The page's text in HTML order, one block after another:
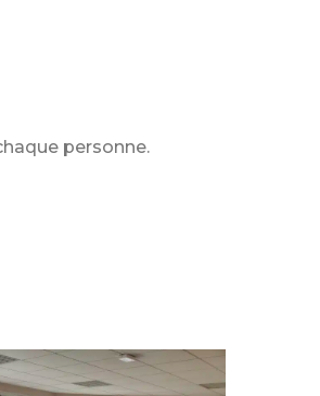
personne.